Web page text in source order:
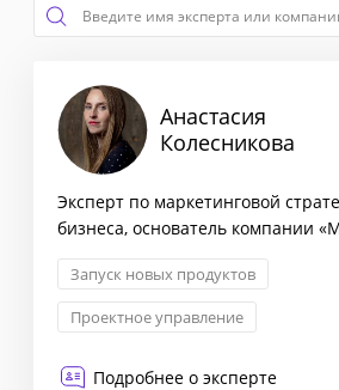
Анастасия
Колесникова
Эксперт по маркетинговой
бизнеса, основатель компании
Запуск новых продуктов
Проектное управление
Подробнее о эксперте